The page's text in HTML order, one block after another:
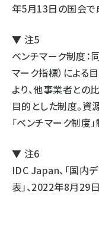
年5月13日の国会で
▼ 注5
ベンチマーク制度：
マーク指標）による
より、他事業者との
目的とした制度。資
「ベンチマーク制度
▼ 注6
IDC Japan、「国内
表」、2022年8月29日